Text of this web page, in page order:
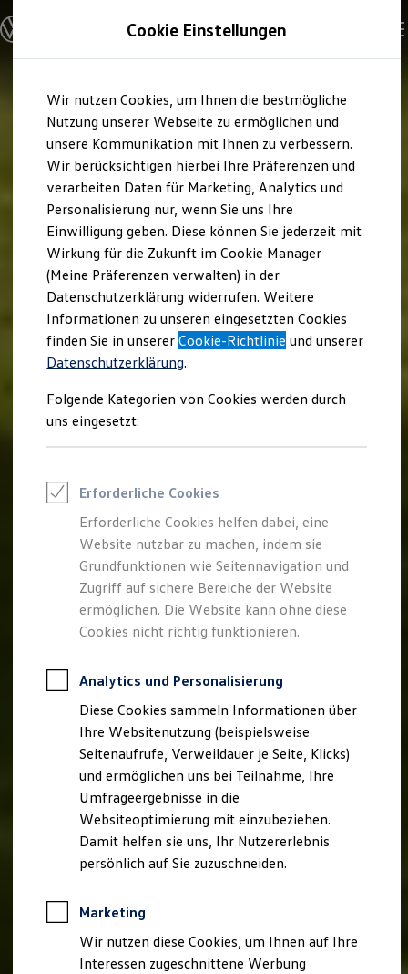
Hauptinhalt
springen
Footer
springen
Modelle und Konfigurator
Konfigurator
Modelle vergleichen
Elektroautos
ENERGY Sondermodelle
Nutzfahrzeuge
SUV und CUV
Familienautos
Kombis
Kompaktwagen
Sportwagen
Schnell verfügbare Fahrzeuge
Angebote und Produkte
Aktuelle Angebote
E-Auto-Förderung
Volkswagen Marktplatz
Die ENERGY Sondermodelle
Junge Gebrauchtwagen und Gebrauchtwagen
Volkswagen Zertifizierte Gebrauchtwagen
Elektromobilität bei Gebrauchtwagen
Saisonangebote
Reifenpakete
Leasing
Leasing-Angebote
Elektroauto Leasing
Kleinwagen-Leasing
Leasing ohne Anzahlung
Finanzierung
Autokredit mit Schlussrate
Versicherungen und Garantien
Kfz-Versicherung
Restschuldversicherungen
Garantien
Professional Class bei Volkswagen
Behörden
Direktkunden
Sonderfahrzeuge
Anpfiff zum Gewinn
Elektromobilität
Elektroautos
ID. Tutorials
Elektrofahrzeugkonzepte
ID. EVERY1
Reichweite
Rekuperation
Laden unterwegs
Laden Zuhause
Cookie Einstellungen
Wir nutzen Cookies, um Ihnen die bestmögliche
Nutzung unserer Webseite zu ermöglichen und
unsere Kommunikation mit Ihnen zu verbessern.
Wir berücksichtigen hierbei Ihre Präferenzen und
verarbeiten Daten für Marketing, Analytics und
Personalisierung nur, wenn Sie uns Ihre
Einwilligung geben. Diese können Sie jederzeit mit
Wirkung für die Zukunft im Cookie Manager
(Meine Präferenzen verwalten) in der
Datenschutzerklärung widerrufen. Weitere
Informationen zu unseren eingesetzten Cookies
finden Sie in unsererCookie-Richtlinie und unserer
Datenschutzerklärung.
Folgende Kategorien von Cookies werden durch
uns eingesetzt:
Erforderliche Cookies
Erforderliche Cookies helfen dabei, eine
Website nutzbar zu machen, indem sie
Grundfunktionen wie Seitennavigation und
Zugriff auf sichere Bereiche der Website
ermöglichen. Die Website kann ohne diese
Cookies nicht richtig funktionieren.
Analytics und Personalisierung
Diese Cookies sammeln Informationen über
Ihre Websitenutzung (beispielsweise
Seitenaufrufe, Verweildauer je Seite, Klicks)
und ermöglichen uns bei Teilnahme, Ihre
Umfrageergebnisse in die
Websiteoptimierung mit einzubeziehen.
Damit helfen sie uns, Ihr Nutzererlebnis
persönlich auf Sie zuzuschneiden.
Marketing
Wir nutzen diese Cookies, um Ihnen auf Ihre
Interessen zugeschnittene Werbung